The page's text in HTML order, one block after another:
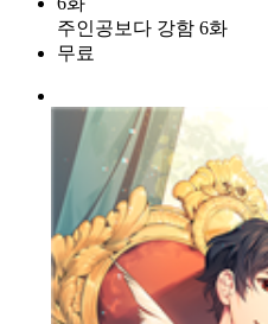
주인공보다 강함 6화
무료